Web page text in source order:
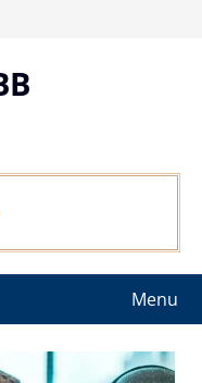
Menu